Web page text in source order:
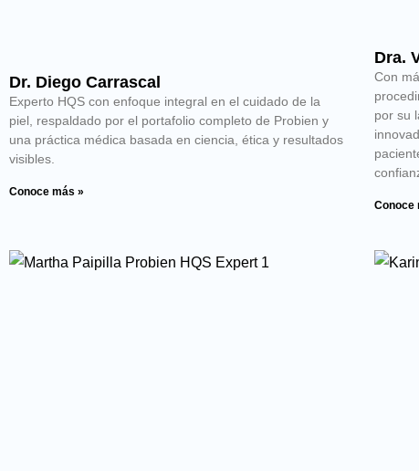
Dr. Diego Carrascal
Experto HQS con enfoque integral en el cuidado de la
piel, respaldado por el portafolio completo de Probien y
una práctica médica basada en ciencia, ética y resultados
visibles.
Conoce más »
Dra.
Con
por su
Conoce